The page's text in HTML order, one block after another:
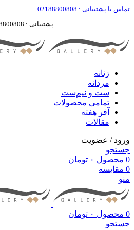
تماس با پشتیبانی : 02188800808
پشتیبانی : 02188800808
زنانه
مردانه
ست‌ و نیم‌ست
تمامی محصولات
آفر هفته
مقالات
ورود / عضویت
جستجو
0 محصول ۰ تومان
0 مقایسه
منو
0 محصول ۰ تومان
جستجو